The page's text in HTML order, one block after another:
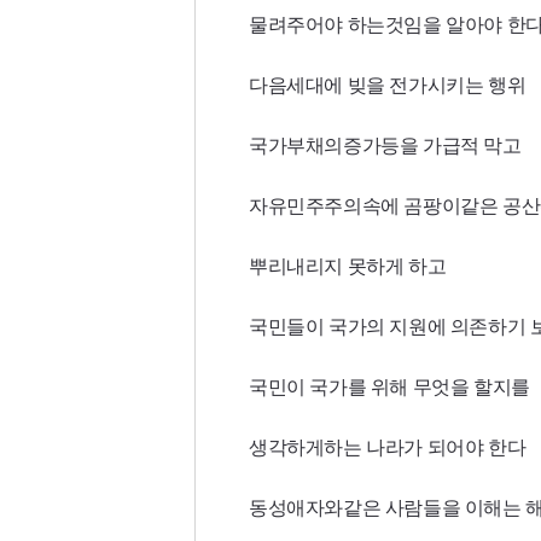
물려주어야 하는것임을 알아야 한
다음세대에 빚을 전가시키는 행위
국가부채의증가등을 가급적 막고
자유민주주의속에 곰팡이같은 공
뿌리내리지 못하게 하고
국민들이 국가의 지원에 의존하기
국민이 국가를 위해 무엇을 할지를
생각하게하는 나라가 되어야 한다
동성애자와같은 사람들을 이해는